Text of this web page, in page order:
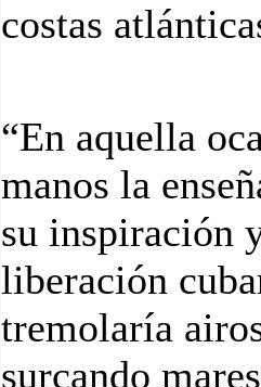
costas
“En aquella
manos la
su inspiración
liberación
tremolaría
surcando